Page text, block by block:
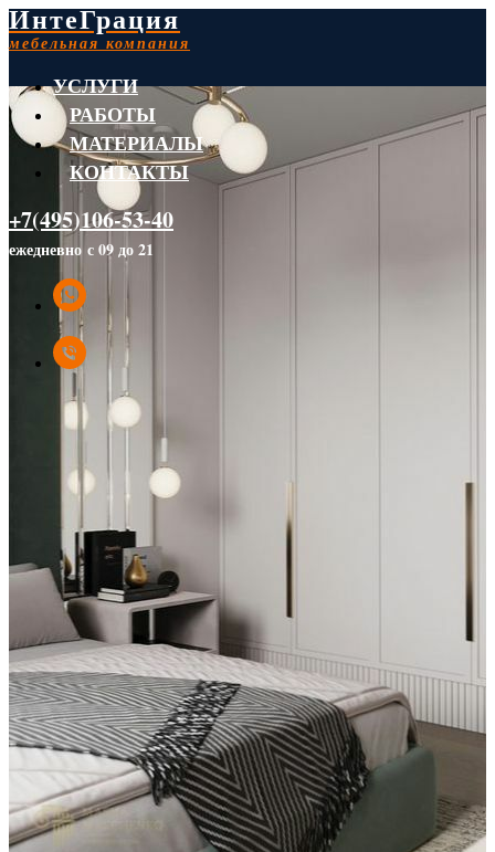
ИнтеГрация
мебельная компания
УСЛУГИ
РАБОТЫ
МАТЕРИАЛЫ
КОНТАКТЫ
+7(495)106-53-40
ежедневно с 09 до 21